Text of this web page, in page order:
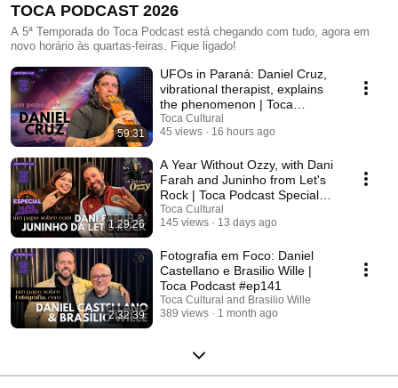
TOCA PODCAST 2026
A 5ª Temporada do Toca Podcast está chegando com tudo, agora em
novo horário às quartas-feiras. Fique ligado!
59:31
UFOs in Paraná: Daniel Cruz,
vibrational therapist, explains
the phenomenon | Toca
Cultural
Toca Cultural
45 views
16 hours ago
1:29:26
A Year Without Ozzy, with Dani
Farah and Juninho from Let's
Rock | Toca Podcast Special
#ep142
Toca Cultural
145 views
13 days ago
2:32:39
Fotografia em Foco: Daniel
Castellano e Brasilio Wille |
Toca Podcast #ep141
Toca Cultural and Brasilio Wille
389 views
1 month ago